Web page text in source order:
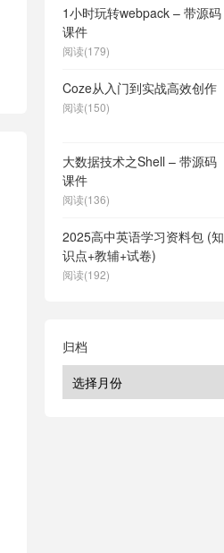
1小时玩转webpack – 带源码
课件
阅读(179)
Coze从入门到实战高效创作
阅读(150)
大数据技术之Shell – 带源码
课件
阅读(136)
2025高中英语学习资料包 (知
识点+教辅+试卷)
阅读(192)
归档